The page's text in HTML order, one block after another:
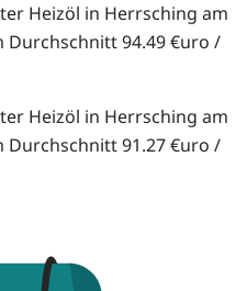
Heizöl in Herrsching am
Durchschnitt 94.49 €uro /
Heizöl in Herrsching am
Durchschnitt 91.27 €uro /